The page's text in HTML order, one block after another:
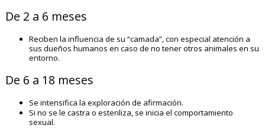
De 2 a 6 meses
Reciben la influencia de su “camada”, con especial atención a
sus dueños humanos en caso de no tener otros animales en su
entorno.
De 6 a 18 meses
Se intensifica la exploración de afirmación.
Si no se le castra o esteriliza, se inicia el comportamiento
sexual.